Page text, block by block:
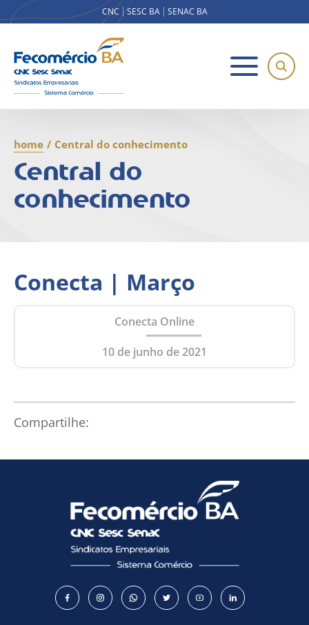
CNC SESC BA SENAC BA
home / Central do conhecimento
Central do
conhecimento
Conecta | Março
Conecta Online
10 de junho de 2021
Compartilhe: